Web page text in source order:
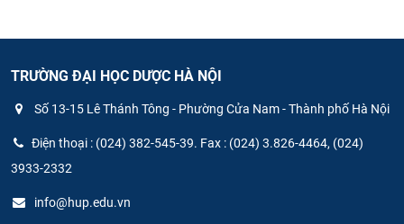
TRƯỜNG ĐẠI HỌC DƯỢC HÀ NỘI
Số 13-15 Lê Thánh Tông - Phường Cửa Nam - Thành phố Hà Nội
Điện thoại : (024) 382-545-39. Fax : (024) 3.826-4464, (024)
3933-2332
info@hup.edu.vn